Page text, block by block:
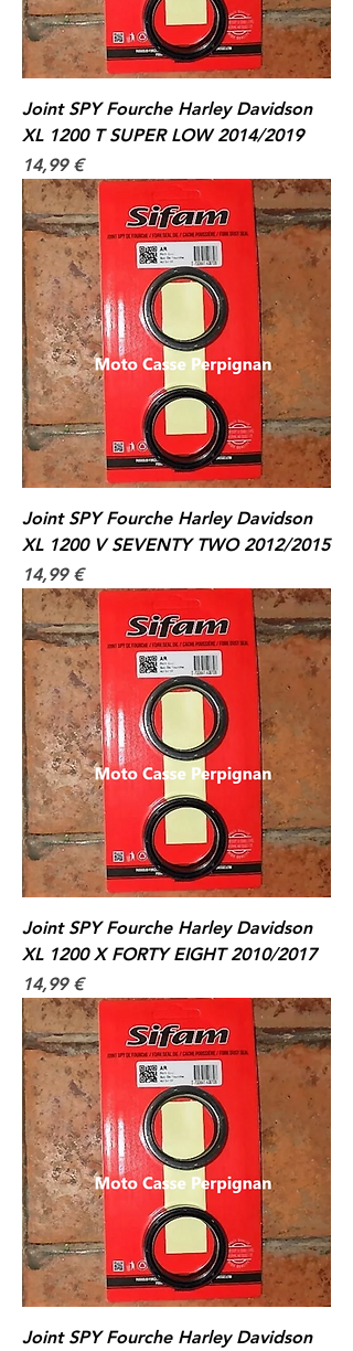
Joint SPY Fourche Harley Davidson
XL 1200 T SUPER LOW 2014/2019
Prix
14,99 €
Joint SPY Fourche Harley Davidson
XL 1200 V SEVENTY TWO 2012/2015
Prix
14,99 €
Joint SPY Fourche Harley Davidson
XL 1200 X FORTY EIGHT 2010/2017
Prix
14,99 €
Joint SPY Fourche Harley Davidson